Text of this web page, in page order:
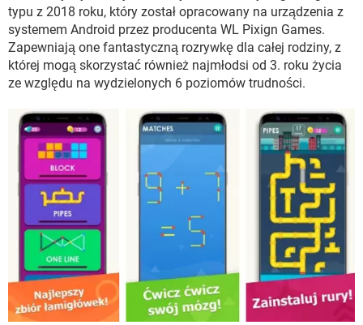
WINDOWS 10
typu z 2018 roku, który został opracowany na urządzenia z
systemem Android przez producenta WL Pixign Games.
Zapewniają one fantastyczną rozrywkę dla całej rodziny, z
której mogą skorzystać również najmłodsi od 3. roku życia
ze względu na wydzielonych 6 poziomów trudności.